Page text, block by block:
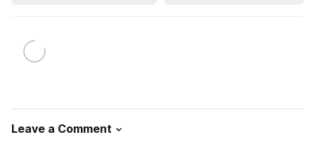
Leave a Comment